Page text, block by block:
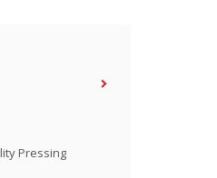
Pressing